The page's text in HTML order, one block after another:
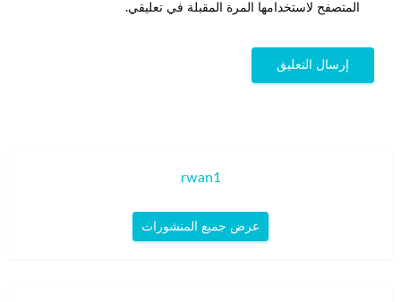
المتصفح لاستخدامها المرة المقبلة في تعليقي.
rwan1
عرض جميع المنشورات